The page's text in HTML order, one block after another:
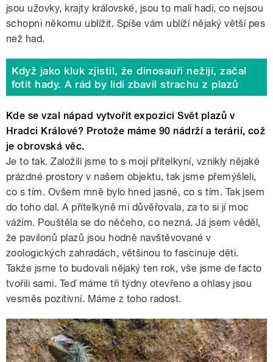
jsou užovky, krajty královské, jsou to malí hadi, co nejsou
schopni někomu ublížit. Spíše vám ublíží nějaký větší pes
než had.
Když jako kluk zjistil, že dinosauři nežijí, začal
fotit hady. A rád by lidi zbavil strachu z plazů
Kde se vzal nápad vytvořit expozici Svět plazů v
Hradci Králové? Protože máme 90 nádrží a terárií, což
je obrovská věc.
Je to tak. Založili jsme to s mojí přítelkyní, vznikly nějaké
prázdné prostory v našem objektu, tak jsme přemýšleli,
co s tím. Ovšem mně bylo hned jasné, co s tím. Tak jsem
do toho dal. A přítelkyně mi důvěřovala, za to si jí moc
vážím. Pouštěla se do něčeho, co nezná. Já jsem věděl,
že pavilonů plazů jsou hodně navštěvované v
zoologických zahradách, většinou to fascinuje děti.
Takže jsme to budovali nějaký ten rok, vše jsme de facto
tvořili sami. Teď máme tři týdny otevřeno a ohlasy jsou
vesměs pozitivní. Máme z toho radost.